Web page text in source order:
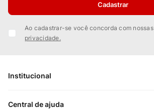
Cadastrar
Ao cadastrar-se você concorda com nossas
privacidade.
Institucional
Sobre Nós
Central de ajuda